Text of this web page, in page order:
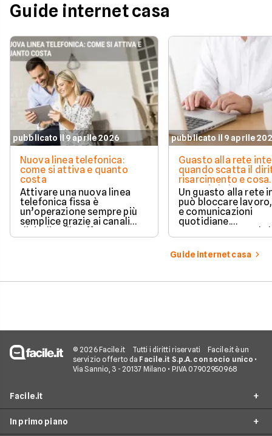
Guide internet casa
pubblicato il 9 aprile 2026
Nuova linea telefonica:
come si attiva e quanto
costa
Attivare una nuova linea
telefonica fissa è
un’operazione sempre più
semplice grazie ai canali
digitali e alle offerte
integrate con internet casa.
pubblicato il 9 aprile
Guasto alla rete
quando scatta il
risarcimento e cosa
prevede la legge
Un guasto alla rete
può bloccare
e comunicazioni
quotidiane.
Fortunatamente, la
prevede strumenti
per ottenere un
risarcimento in
Guide internet casa
© 2026 Facile.it Tutti i diritti riservati
Facile.it è un
servizio offerto da Facile.it S.p.A. con socio unico •
Via Sannio, 3 - 20137 Milano • P.IVA 07902950968
Facile.it
Assicurazioni
In primo piano